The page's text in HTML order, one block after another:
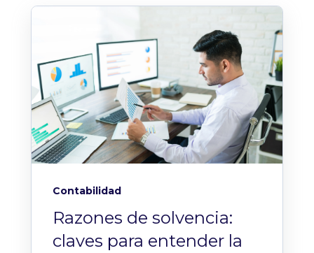
Contabilidad
Razones de solvencia:
claves para entender la